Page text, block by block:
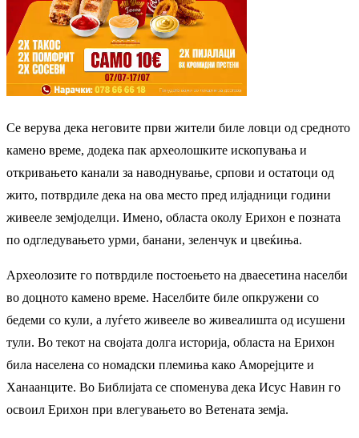
Се верува дека неговите први жители биле ловци од средното
камено време, додека пак археолошките ископувања и
откривањето канали за наводнување, српови и остатоци од
жито, потврдиле дека на ова место пред илјадници години
живееле земјоделци. Имено, областа околу Ерихон е позната
по одгледувањето урми, банани, зеленчук и цвеќиња.
Археолозите го потврдиле постоењето на дваесетина населби
во доцното камено време. Населбите биле опкружени со
бедеми со кули, а луѓето живееле во живеалишта од исушени
тули. Во текот на својата долга историја, областа на Ерихон
била населена со номадски племиња како Аморејците и
Ханаанците. Во Библијата се споменува дека Исус Навин го
освоил Ерихон при влегувањето во Ветената земја.